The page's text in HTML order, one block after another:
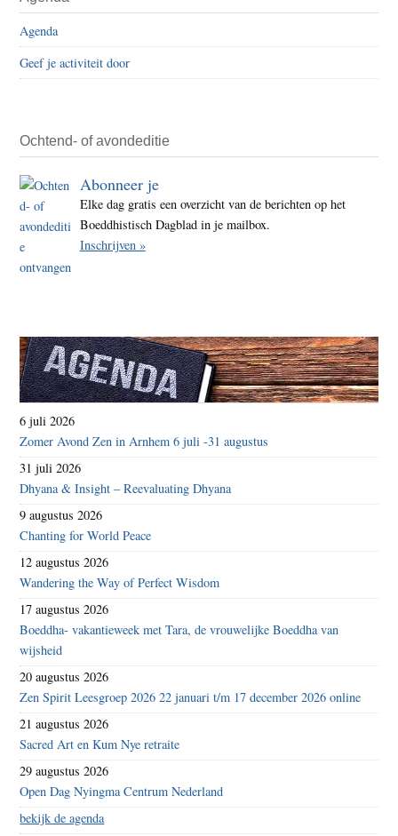
Agenda
Geef je activiteit door
Ochtend- of avondeditie
Abonneer je
Elke dag gratis een overzicht van de berichten op het
Boeddhistisch Dagblad in je mailbox.
Inschrijven »
6 juli 2026
Zomer Avond Zen in Arnhem 6 juli -31 augustus
31 juli 2026
Dhyana & Insight – Reevaluating Dhyana
9 augustus 2026
Chanting for World Peace
12 augustus 2026
Wandering the Way of Perfect Wisdom
17 augustus 2026
Boeddha- vakantieweek met Tara, de vrouwelijke Boeddha van
wijsheid
20 augustus 2026
Zen Spirit Leesgroep 2026 22 januari t/m 17 december 2026 online
21 augustus 2026
Sacred Art en Kum Nye retraite
29 augustus 2026
Open Dag Nyingma Centrum Nederland
bekijk de agenda